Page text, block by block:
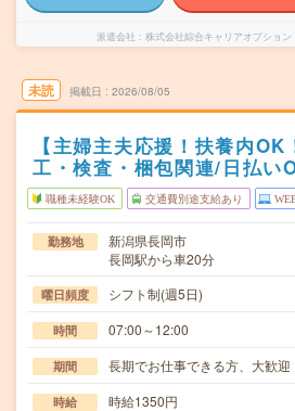
派遣会社 株式会社綜合キャリアオプショ
未読 掲載日 2026/08/05
【主婦主夫応援！扶養内
工・検査・梱包関連/日払い
職種未経験OK 交通費別途支給あり
勤務地
新潟県長岡市
長岡駅から車20分
曜日頻度 シフト制(週5日)
時間 07:00～12:00
期間 長期でお仕事できる方、大歓迎
時給 時給1350円